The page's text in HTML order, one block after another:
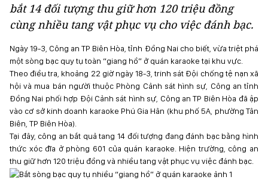
bắt 14 đối tượng thu giữ hơn 120 triệu đồng
cùng nhiều tang vật phục vụ cho việc đánh bạc.
Ngày 19-3, Công an TP Biên Hòa, tỉnh Đồng Nai cho biết, vừa triệt phá
một sòng bạc quy tụ toàn “giang hồ” ở quán karaoke tại khu vực.
Theo điều tra, khoảng 22 giờ ngày 18-3, trinh sát Đội chống tệ nạn xã
hội và mua bán người thuộc Phòng Cảnh sát hình sự, Công an tỉnh
Đồng Nai phối hợp Đội Cảnh sát hình sự, Công an TP Biên Hòa đã ập
vào cơ sở kinh doanh karaoke Phú Gia Hân (khu phố 5A, phường Tân
Biên, TP Biên Hòa).
Tại đây, công an bắt quả tang 14 đối tượng đang đánh bạc bằng hình
thức xóc đĩa ở phòng 601 của quán karaoke. Hiện trường, công an
thu giữ hơn 120 triệu đồng và nhiều tang vật phục vụ việc đánh bạc.